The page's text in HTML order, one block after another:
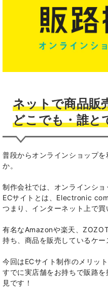
ネットで商品販
どこでも・誰と
普段からオンラインショップ
か。
制作会社では、オンラインショ
ECサイトとは、Electronic
つまり、インターネット上で
有名なAmazonや楽天、
持ち、商品を販売しているケー
今回はECサイト制作のメリッ
すでに実店舗をお持ちで販路
見です！